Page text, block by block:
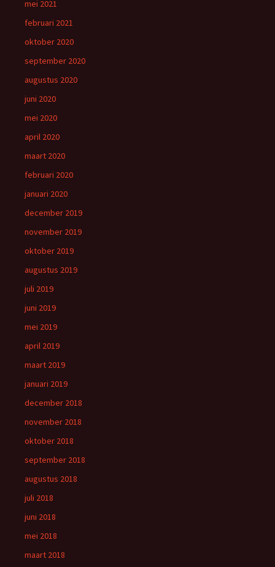
mei 2021
februari 2021
oktober 2020
september 2020
augustus 2020
juni 2020
mei 2020
april 2020
maart 2020
februari 2020
januari 2020
december 2019
november 2019
oktober 2019
augustus 2019
juli 2019
juni 2019
mei 2019
april 2019
maart 2019
januari 2019
december 2018
november 2018
oktober 2018
september 2018
augustus 2018
juli 2018
juni 2018
mei 2018
maart 2018